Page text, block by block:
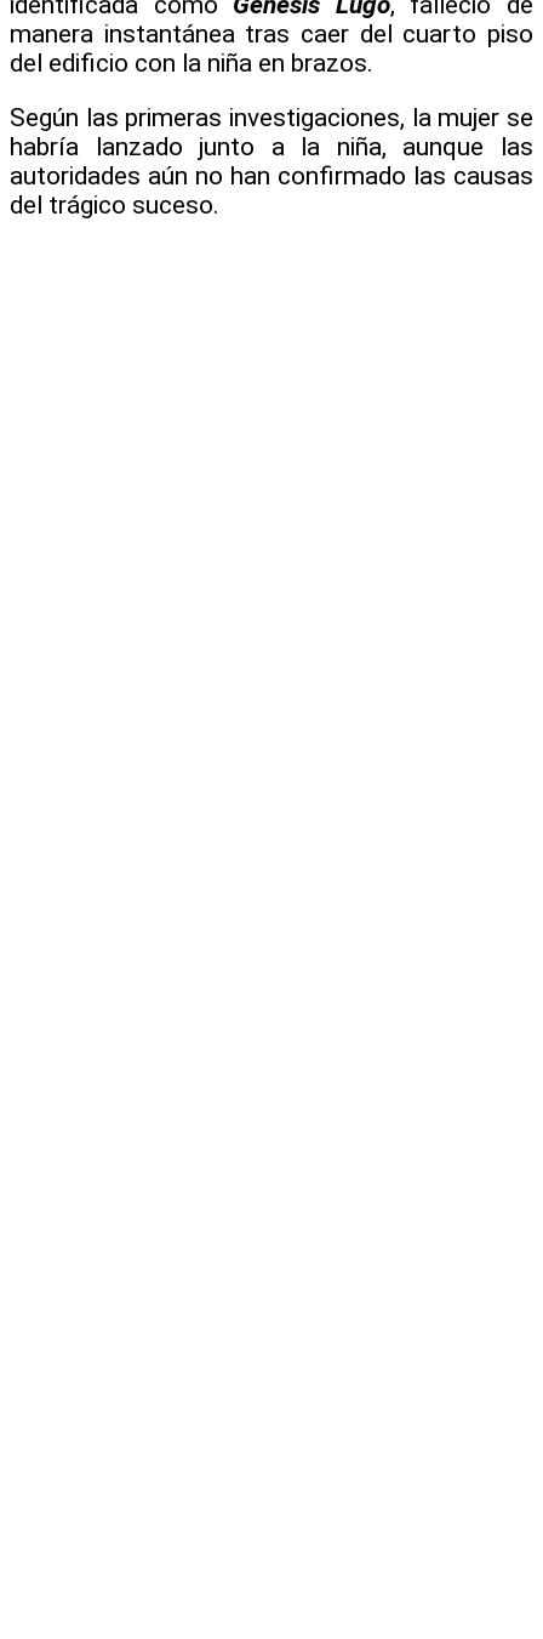
manera instantánea tras caer del cuarto piso
del edificio con la niña en brazos.
Según las primeras investigaciones, la mujer se
habría lanzado junto a la niña, aunque las
autoridades aún no han confirmado las causas
del trágico suceso.